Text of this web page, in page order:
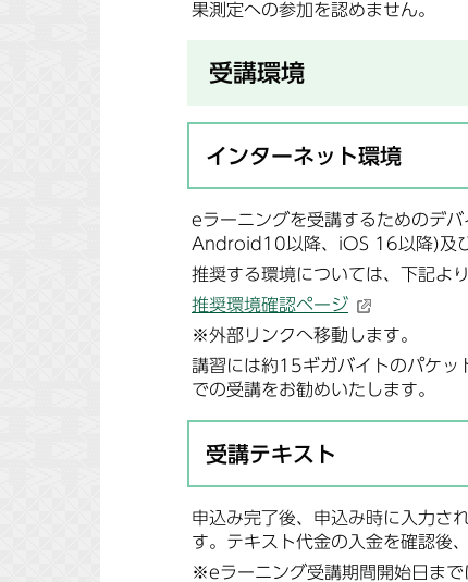
果測定への参加を認めません。
受講環境
インターネット環境
eラーニングを受講するためのデ
Android10以降、iOS 16以降)及び
推奨する環境については、下記よ
推奨環境確認ページ
※外部リンクへ移動します。
講習には約15ギガバイトのパケ
での受講をお勧めいたします。
受講テキスト
申込み完了後、申込み時に入力さ
す。テキスト代金の入金を確認後
※eラーニング受講期間開始日まで